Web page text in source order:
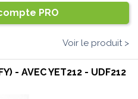
PRO
Voir le produit >
- AVEC YET212 - UDF212